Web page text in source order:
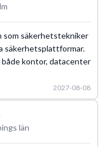
som säkerhetstekniker
säkerhetsplattformar.
kontor, datacenter
2027-08-08
län